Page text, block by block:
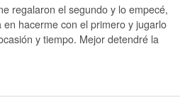
regalaron el segundo y lo empecé,
hacerme con el primero y jugarlo
y tiempo. Mejor detendré la